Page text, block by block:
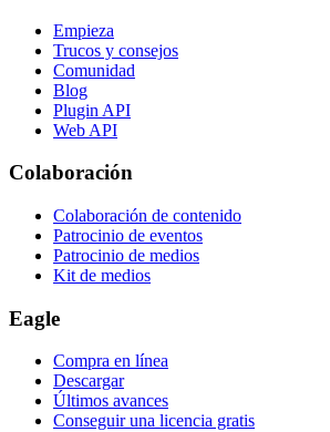
Empieza
Trucos y consejos
Comunidad
Blog
Plugin API
Web API
Colaboración
Colaboración de contenido
Patrocinio de eventos
Patrocinio de medios
Kit de medios
Eagle
Compra en línea
Descargar
Últimos avances
Conseguir una licencia gratis